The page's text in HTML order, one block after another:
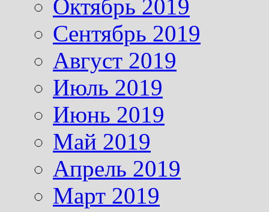
Октябрь 2019
Сентябрь 2019
Август 2019
Июль 2019
Июнь 2019
Май 2019
Апрель 2019
Март 2019